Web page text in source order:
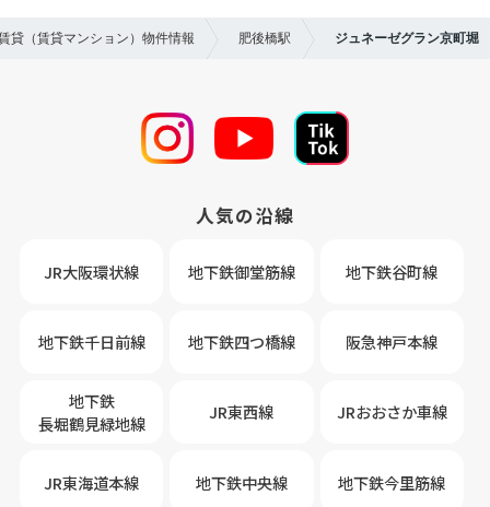
貸（賃貸マンション）物件情報 肥後橋駅 ジュネーゼグラン京町堀
人気の沿線
JR大阪環状線 地下鉄御堂筋線 地下鉄谷町線
地下鉄千日前線 地下鉄四つ橋線 阪急神戸本線
地下鉄
長堀鶴見緑地線
JR東西線 JRおおさか車線
JR東海道本線 地下鉄中央線 地下鉄今里筋線